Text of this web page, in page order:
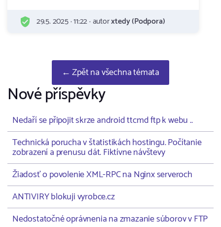
29.5. 2025 · 11:22 · autorxtedy (Podpora)
← Zpět na všechna témata
Nové příspěvky
Nedaří se připojit skrze android ttcmd ftp k webu ..
Technická porucha v štatistikách hostingu. Počítanie
zobrazení a prenusu dát. Fiktívne návštevy
Žiadosť o povolenie XML-RPC na Nginx serveroch
ANTIVIRY blokuji vyrobce.cz
Nedostatočné oprávnenia na zmazanie súborov v FTP